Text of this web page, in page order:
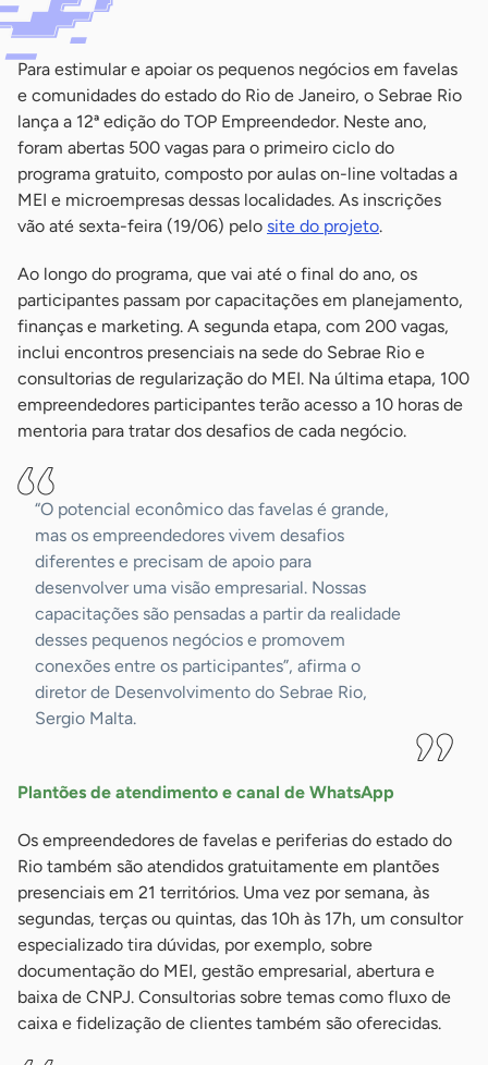
Para estimular e apoiar os pequenos negócios em favelas
e comunidades do estado do Rio de Janeiro, o Sebrae Rio
lança a 12ª edição do TOP Empreendedor. Neste ano,
foram abertas 500 vagas para o primeiro ciclo do
programa gratuito, composto por aulas on-line voltadas a
MEI e microempresas dessas localidades. As inscrições
vão até sexta-feira (19/06) pelo site do projeto.
Ao longo do programa, que vai até o final do ano, os
participantes passam por capacitações em planejamento,
finanças e marketing. A segunda etapa, com 200 vagas,
inclui encontros presenciais na sede do Sebrae Rio e
consultorias de regularização do MEI. Na última etapa, 100
empreendedores participantes terão acesso a 10 horas de
mentoria para tratar dos desafios de cada negócio.
“O potencial econômico das favelas é grande,
mas os empreendedores vivem desafios
diferentes e precisam de apoio para
desenvolver uma visão empresarial. Nossas
capacitações são pensadas a partir da realidade
desses pequenos negócios e promovem
conexões entre os participantes”, afirma o
diretor de Desenvolvimento do Sebrae Rio,
Sergio Malta.
Plantões de atendimento e canal de WhatsApp
Os empreendedores de favelas e periferias do estado do
Rio também são atendidos gratuitamente em plantões
presenciais em 21 territórios. Uma vez por semana, às
segundas, terças ou quintas, das 10h às 17h, um consultor
especializado tira dúvidas, por exemplo, sobre
documentação do MEI, gestão empresarial, abertura e
baixa de CNPJ. Consultorias sobre temas como fluxo de
caixa e fidelização de clientes também são oferecidas.